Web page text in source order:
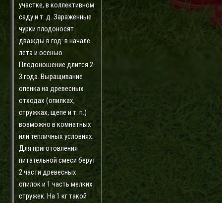
участке, в коллективном
саду и т. д. Зараженные
чурки плодоносят
дважды в год: в начале
лета и осенью.
Плодоношение длится 2-
3 года. Выращивание
опенка на древесных
отходах (опилках,
стружках, щепе и т. п.)
возможно в комнатных
или тепличных условиях.
Для приготовления
питательной смеси берут
2 части древесных
опилок и 1 часть мелких
стружек. На 1 кг такой